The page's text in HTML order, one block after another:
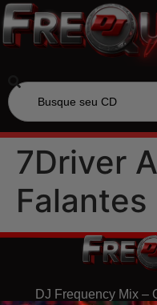
7Driver
Falantes
DJ Frequency Mix –